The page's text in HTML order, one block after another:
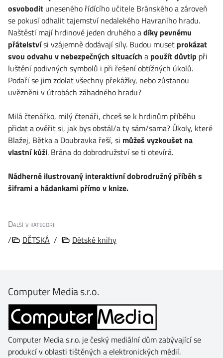
osvobodit uneseného řídícího učitele Bránského a zároveň
se pokusí odhalit tajemství nedalekého Havraního hradu.
Naštěstí mají hrdinové jeden druhého adíky pevnému
přátelstvísi vzájemně dodávají síly. Budou muset prokázat
svou odvahu v nebezpečných situacích a použít důvtip při
luštění podivných symbolů i při řešení obtížných úkolů.
Podaří se jim zdolat všechny překážky, nebo zůstanou
uvězněni v útrobách záhadného hradu?
Milá čtenářko, milý čtenáři, chceš se k hrdinům příběhu
přidat a ověřit si, jak bys obstál/a ty sám/sama? Úkoly, které
Blažej, Bětka a Doubravka řeší, si můžeš vyzkoušet na
vlastní kůži. Brána do dobrodružství se ti otevírá.
Nádherně ilustrovaný interaktivní dobrodružný příběh s
šiframi a hádankami přímo v knize.
Další v kategorii
/
DĚTSKÁ / Dětské knihy
Computer Media s.r.o.
Computer Media s.r.o. je český mediální dům zabývající se
produkcí v oblasti tištěných a elektronických médií.